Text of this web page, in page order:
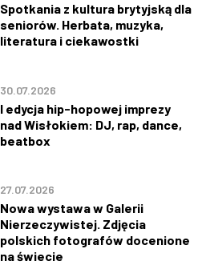
Spotkania z kultura brytyjską dla
seniorów. Herbata, muzyka,
literatura i ciekawostki
30.07.2026
I edycja hip-hopowej imprezy
nad Wisłokiem: DJ, rap, dance,
beatbox
27.07.2026
Nowa wystawa w Galerii
Nierzeczywistej. Zdjęcia
polskich fotografów docenione
na świecie